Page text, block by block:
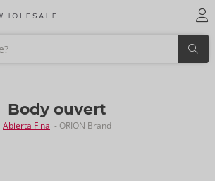
Body ouvert
Abierta Fina - ORION Brand